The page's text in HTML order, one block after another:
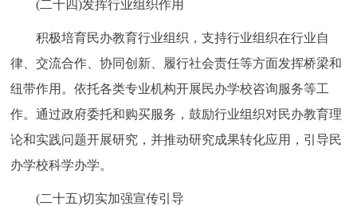
(二十四)发挥行业组织作用
积极培育民办教育行业组织，支持行业组织在行业自
律、交流合作、协同创新、履行社会责任等方面发挥桥梁和
纽带作用。依托各类专业机构开展民办学校咨询服务等工
作。通过政府委托和购买服务，鼓励行业组织对民办教育理
论和实践问题开展研究，并推动研究成果转化应用，引导民
办学校科学办学。
(二十五)切实加强宣传引导